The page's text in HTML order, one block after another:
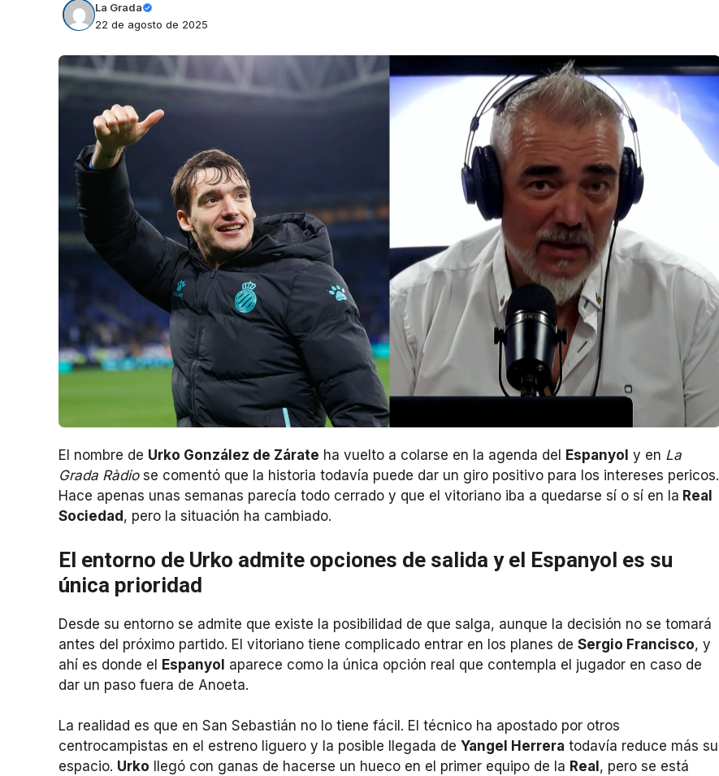
La Grada
22 de agosto de 2025
El nombre de Urko González de Zárate ha vuelto a colarse en la agenda del Espanyol y en La
Grada Ràdiose comentó que la historia todavía puede dar un giro positivo para los intereses pericos.
Hace apenas unas semanas parecía todo cerrado y que el vitoriano iba a quedarse sí o sí en la Real
Sociedad , pero la situación ha cambiado.
El entorno de Urko admite opciones de salida y el Espanyol es su
única prioridad
Desde su entorno se admite que existe la posibilidad de que salga, aunque la decisión no se tomará
antes del próximo partido. El vitoriano tiene complicado entrar en los planes de Sergio Francisco, y
ahí es donde el Espanyol aparece como la única opción real que contempla el jugador en caso de
dar un paso fuera de Anoeta.
La realidad es que en San Sebastián no lo tiene fácil. El técnico ha apostado por otros
centrocampistas en el estreno liguero y la posible llegada de Yangel Herrera todavía reduce más su
espacio. Urko llegó con ganas de hacerse un hueco en el primer equipo de la Real , pero se está